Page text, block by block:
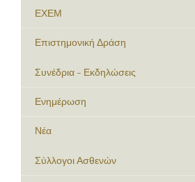
ΕΧΕΜ
Επιστημονική Δράση
Συνέδρια - Εκδηλώσεις
Ενημέρωση
Νέα
Σύλλογοι Ασθενών